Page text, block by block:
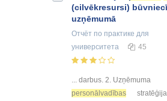
(cilvēkresursi)
uzņēmumā
Отчёт по практике для
университета
45
... darbus. 2. Uzņēmuma
personālvadības